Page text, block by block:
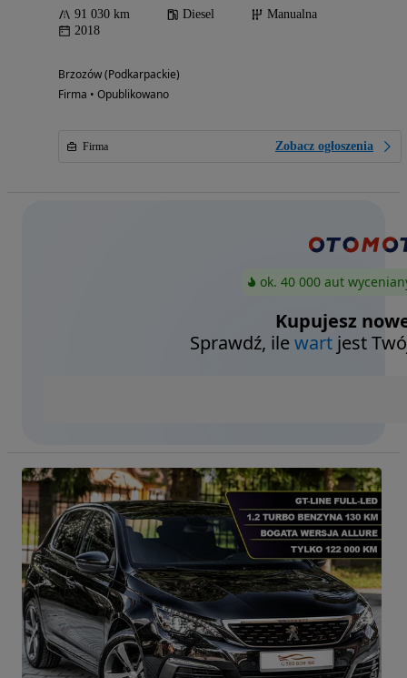
91 030 km Diesel
Manualna
2018
Brzozów (Podkarpackie)
Firma • Opublikowano
Firma Zobacz ogłoszenia
ok. 40 000 aut
Kupujesz
Sprawdź, ilewart jest